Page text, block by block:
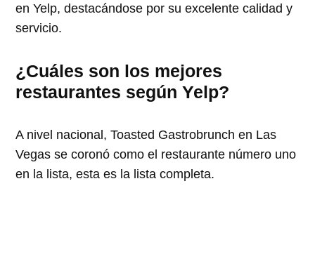
en Yelp, destacándose por su excelente calidad y
servicio.
¿Cuáles son los mejores
restaurantes según Yelp?
A nivel nacional, Toasted Gastrobrunch en Las
Vegas se coronó como el restaurante número uno
en la lista, esta es la lista completa.